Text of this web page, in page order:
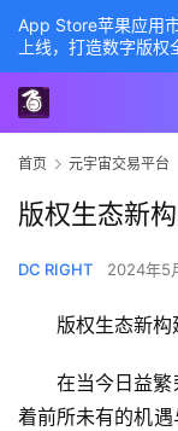
首页 元宇宙交易平台
版权生态新
DC RIGHT 2024年5
版权生态新
在当今日益
着前所未有的机
App Store苹果应用
上线，打造数字版权
商务经理联系方式